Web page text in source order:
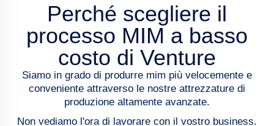
Perché scegliere il
processo MIM a basso
costo di Venture
Siamo in grado di produrre mim più velocemente e
conveniente attraverso le nostre attrezzature di
produzione altamente avanzate.
Non vediamo l'ora di lavorare con il vostro business.